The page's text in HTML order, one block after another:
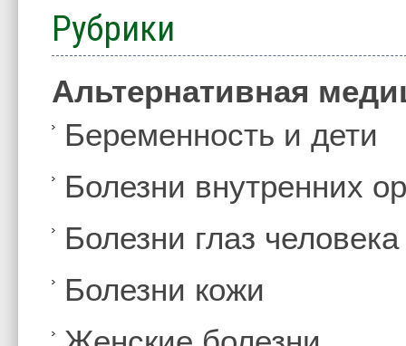
Рубрики
Альтернативная
Беременность и дети
Болезни внутренних
Болезни глаз человека
Болезни кожи